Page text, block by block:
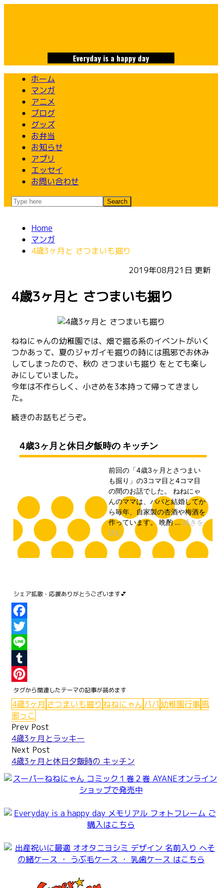
Everyday is a happy day
ホーム
マンガ
アニメ
ブログ
グッズ
お弁当
お知らせ
アプリ
エッセイ
お問い合わせ
Home
マンガ
4歳3ヶ月と さつまいも掘り
2019年08月21日 更新
4歳3ヶ月と さつまいも掘り
ねねにゃんの幼稚園では、畑で掘る系のイベントがいく
つかあって、夏のジャガイモ掘りの時には風邪でお休み
してしまったので、秋の さつまいも掘り をとても楽し
みにしていました。
今年は不作らしく、小さめを3本持って帰ってきまし
た。
続きのお話もどうぞ。
Facebook
Twitter
Line
Tumblr
Pinterest
4歳3ヶ月 さつまいも掘りねねにゃんパパ幼稚園行事風
邪っこ
Post
navigation
Prev Post
4歳3ヶ月とラッキー
Next Post
4歳3ヶ月と休日夕飯時の キッチン